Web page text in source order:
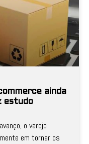
ainda
estudo
o varejo
em tornar os